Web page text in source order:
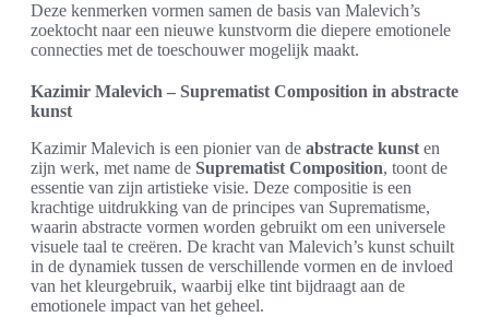
Deze kenmerken vormen samen de basis van Malevich’s
zoektocht naar een nieuwe kunstvorm die diepere emotionele
connecties met de toeschouwer mogelijk maakt.
Kazimir Malevich – Suprematist Composition in abstracte
kunst
Kazimir Malevich is een pionier van de abstracte kunst en
zijn werk, met name de Suprematist Composition, toont de
essentie van zijn artistieke visie. Deze compositie is een
krachtige uitdrukking van de principes van Suprematisme,
waarin abstracte vormen worden gebruikt om een universele
visuele taal te creëren. De kracht van Malevich’s kunst schuilt
in de dynamiek tussen de verschillende vormen en de invloed
van het kleurgebruik, waarbij elke tint bijdraagt aan de
emotionele impact van het geheel.